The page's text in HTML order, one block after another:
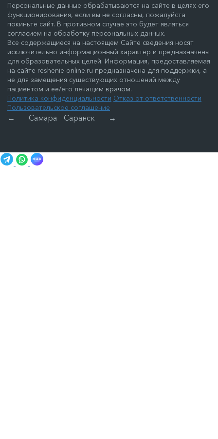
Персональные данные обрабатываются на сайте в целях его
функционирования, если вы не согласны, пожалуйста
покиньте сайт. В противном случае это будет являться
согласием на обработку персональных данных.
Все содержащиеся на настоящем Сайте сведения носят
исключительно информационный характер и предназначены
для образовательных целей. Информация, предоставляемая
на сайте reshenie-online.ru предназначена для поддержки, а
не для замещения существующих отношений между
пациентом и ее/его лечащим врачом.
Политика конфиденциальности Отказ от ответственности
Пользовательское соглашение
← Самара Саранск →
MAX